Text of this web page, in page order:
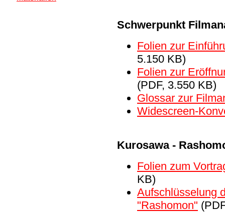
Schwerpunkt
Folien zur
5.150 KB)
Folien zur
(PDF, 3.550 KB)
Glossar zur
Widescreen-
Kurosawa -
Folien zum
KB)
Aufschlüsselung
"Rashomon"